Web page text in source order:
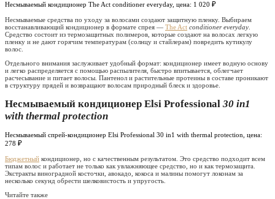
Несмываемый кондиционер The Act conditioner everyday, цена: 1 020 ₽
Несмываемые средства по уходу за волосами создают защитную пленку. Выбираем
восстанавливающий кондиционер в формате спрея — The Act conditioner everyday
Средство состоит из термозащитных полимеров, которые создают на волосах легкую
пленку и не дают горячим температурам (солнцу и стайлерам) повредить кутикулу
волос.
Отдельного внимания заслуживает удобный формат: кондиционер имеет водную основу
и легко распределяется с помощью распылителя, быстро впитывается, облегчает
расчесывание и питает волосы. Пантенол и растительные протеины в составе проникают
в структуру прядей и возвращают волосам природный блеск и здоровье.
Несмываемый кондиционер Elsi Professional 30 in1
with thermal protection
Несмываемый спрей-кондиционер Elsi Professional 30 in1 with thermal protection, цена:
278 ₽
Бюджетный кондиционер, но с качественным результатом. Это средство подходит всем
типам волос и работает не только как увлажняющее средство, но и как термозащита.
Экстракты виноградной косточки, авокадо, кокоса и малины помогут локонам за
несколько секунд обрести шелковистость и упругость.
Читайте также